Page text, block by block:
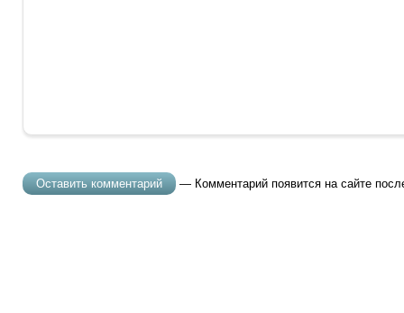
— Комментарий появится на сайте